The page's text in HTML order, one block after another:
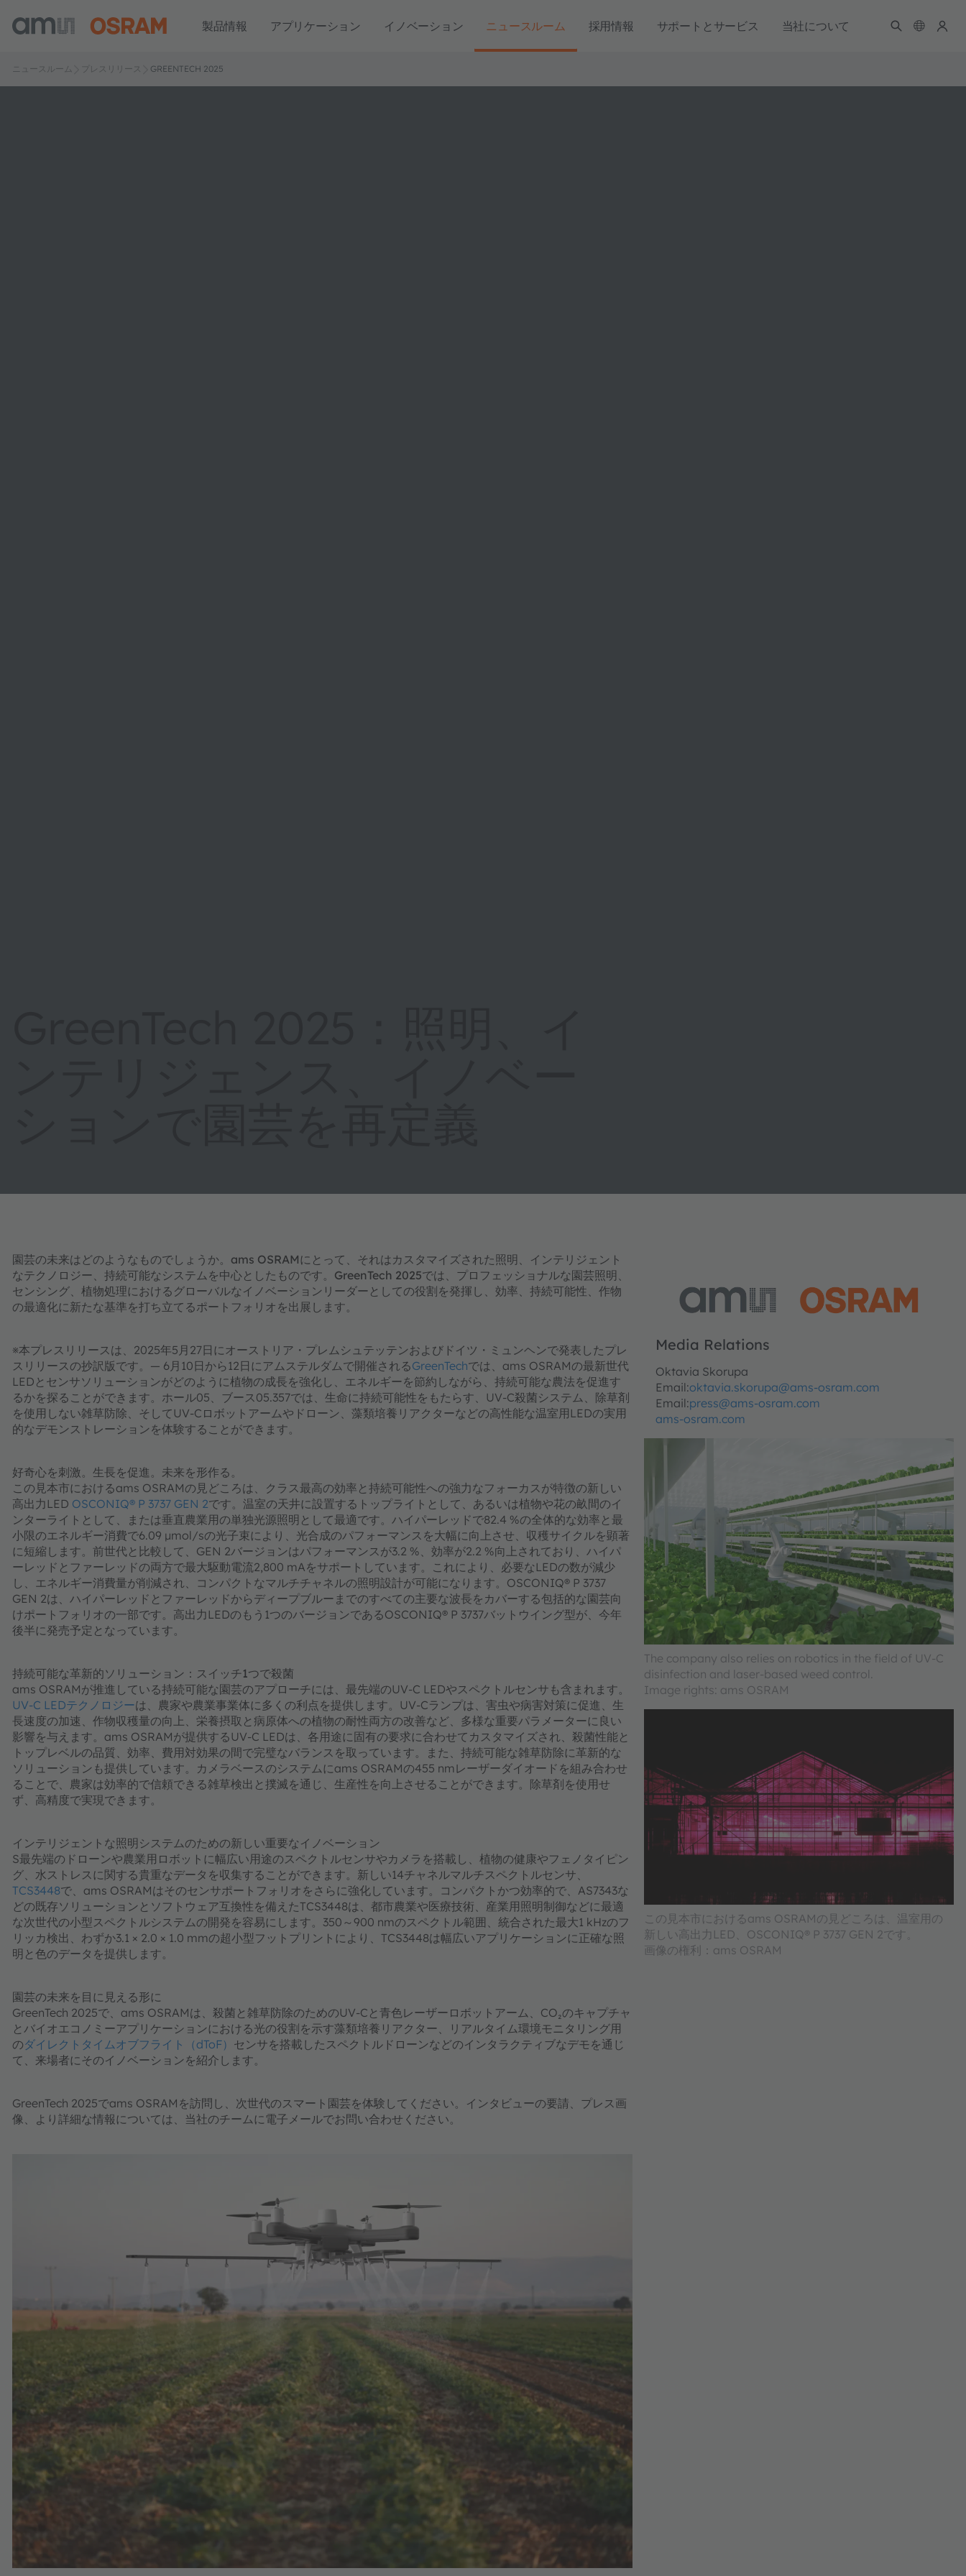
製品情報 アプリケーション イノベーション ニュースルーム 採用情報 サポートとサービス 当社について
ニュースルーム プレスリリース GREENTECH 2025
園芸の未来はどのようなものでしょうか。ams OSRAMにとって、それはカスタマイズされた照明、インテリジェント
なテクノロジー、持続可能なシステムを中心としたものです。GreenTech 2025では、プロフェッショナルな園芸照明、
センシング、植物処理におけるグローバルなイノベーションリーダーとしての役割を発揮し、効率、持続可能性、作物
の最適化に新たな基準を打ち立てるポートフォリオを出展します。
※本プレスリリースは、2025年5月27日にオーストリア・プレムシュテッテンおよびドイツ・ミュンヘンで発表したプレ
スリリースの抄訳版です。— 6月10日から12日にアムステルダムで開催されるGreenTechでは、ams OSRAMの最新世代
LEDとセンサソリューションがどのように植物の成長を強化し、エネルギーを節約しながら、持続可能な農法を促進す
るかを探ることができます。ホール05、ブース05.357では、生命に持続可能性をもたらす、UV-C殺菌システム、除草剤
を使用しない雑草防除、そしてUV-Cロボットアームやドローン、藻類培養リアクターなどの高性能な温室用LEDの実用
的なデモンストレーションを体験することができます。
好奇心を刺激。生長を促進。未来を形作る。
この見本市におけるams OSRAMの見どころは、クラス最高の効率と持続可能性への強力なフォーカスが特徴の新しい
高出力LED OSCONIQ® P 3737 GEN 2です。温室の天井に設置するトップライトとして、あるいは植物や花の畝間のイ
ンターライトとして、または垂直農業用の単独光源照明として最適です。ハイパーレッドで82.4 %の全体的な効率と最
小限のエネルギー消費で6.09 µmol/sの光子束により、光合成のパフォーマンスを大幅に向上させ、収穫サイクルを顕著
に短縮します。前世代と比較して、GEN 2バージョンはパフォーマンスが3.2 %、効率が2.2 %向上されており、ハイパ
ーレッドとファーレッドの両方で最大駆動電流2,800 mAをサポートしています。これにより、必要なLEDの数が減少
し、エネルギー消費量が削減され、コンパクトなマルチチャネルの照明設計が可能になります。OSCONIQ® P 3737
GEN 2は、ハイパーレッドとファーレッドからディープブルーまでのすべての主要な波長をカバーする包括的な園芸向
けポートフォリオの一部です。高出力LEDのもう1つのバージョンであるOSCONIQ® P 3737バットウイング型が、今年
後半に発売予定となっています。
持続可能な革新的ソリューション：スイッチ1つで殺菌
ams OSRAMが推進している持続可能な園芸のアプローチには、最先端のUV-C LEDやスペクトルセンサも含まれます。
UV-C LEDテクノロジーは、農家や農業事業体に多くの利点を提供します。UV-Cランプは、害虫や病害対策に促進、生
長速度の加速、作物収穫量の向上、栄養摂取と病原体への植物の耐性両方の改善など、多様な重要パラメーターに良い
影響を与えます。ams OSRAMが提供するUV-C LEDは、各用途に固有の要求に合わせてカスタマイズされ、殺菌性能と
トップレベルの品質、効率、費用対効果の間で完璧なバランスを取っています。また、持続可能な雑草防除に革新的な
ソリューションも提供しています。カメラベースのシステムにams OSRAMの455 nmレーザーダイオードを組み合わせ
ることで、農家は効率的で信頼できる雑草検出と撲滅を通じ、生産性を向上させることができます。除草剤を使用せ
ず、高精度で実現できます。
インテリジェントな照明システムのための新しい重要なイノベーション
S最先端のドローンや農業用ロボットに幅広い用途のスペクトルセンサやカメラを搭載し、植物の健康やフェノタイピン
グ、水ストレスに関する貴重なデータを収集することができます。新しい14チャネルマルチスペクトルセンサ、
TCS3448で、ams OSRAMはそのセンサポートフォリオをさらに強化しています。コンパクトかつ効率的で、AS7343な
どの既存ソリューションとソフトウェア互換性を備えたTCS3448は、都市農業や医療技術、産業用照明制御などに最適
な次世代の小型スペクトルシステムの開発を容易にします。350～900 nmのスペクトル範囲、統合された最大1 kHzのフ
リッカ検出、わずか3.1 × 2.0 × 1.0 mmの超小型フットプリントにより、TCS3448は幅広いアプリケーションに正確な照
明と色のデータを提供します。
園芸の未来を目に見える形に
GreenTech 2025で、ams OSRAMは、殺菌と雑草防除のためのUV-Cと青色レーザーロボットアーム、CO₂のキャプチャ
とバイオエコノミーアプリケーションにおける光の役割を示す藻類培養リアクター、リアルタイム環境モニタリング用
のダイレクトタイムオブフライト（dToF） センサを搭載したスペクトルドローンなどのインタラクティブなデモを通じ
て、来場者にそのイノベーションを紹介します。
GreenTech 2025でams OSRAMを訪問し、次世代のスマート園芸を体験してください。インタビューの要請、プレス画
像、より詳細な情報については、当社のチームに電子メールでお問い合わせください。
Media Relations
Oktavia Skorupa
Email:oktavia.skorupa@ams-osram.com
Email:press@ams-osram.com
ams-osram.com
The company also relies on robotics in the field of UV-C
disinfection and laser-based weed control.
Image rights: ams OSRAM
この見本市におけるams OSRAMの見どころは、温室用の
新しい高出力LED、OSCONIQ® P 3737 GEN 2です。
画像の権利：ams OSRAM